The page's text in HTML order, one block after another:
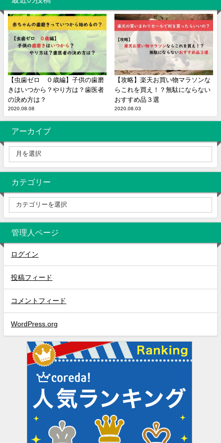
【虫歯ゼロ ０歳編】子供の歯磨
きはいつから？やり方は？歯医者
の決め方は？
2020.08.08
【攻略】楽天お買い物マラソンな
らこれを買え！？無駄にならない
おすすめ品３選
2020.08.03
アーカイブ
カテゴリー
管理人ページ
ログイン
投稿フィード
コメントフィード
WordPress.org